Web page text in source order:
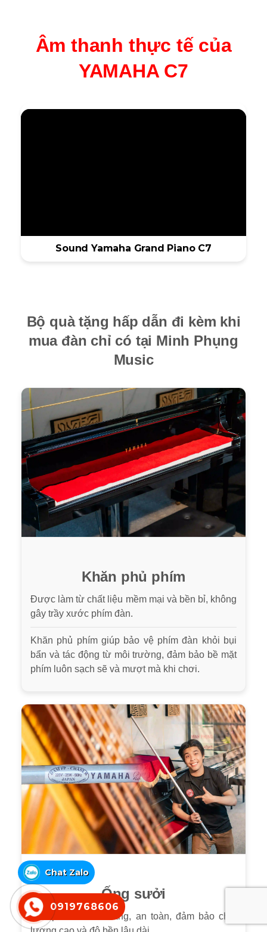
Âm thanh thực tế của
YAMAHA C7
Sound Yamaha Grand Piano C7
Bộ quà tặng hấp dẫn đi kèm khi
mua đàn chỉ có tại Minh Phụng
Music
Khăn phủ phím
Được làm từ chất liệu mềm mại và bền bỉ, không
gây trầy xước phím đàn.
Khăn phủ phím giúp bảo vệ phím đàn khỏi bụi
bẩn và tác động từ môi trường, đảm bảo bề mặt
phím luôn sạch sẽ và mượt mà khi chơi.
Ống sưởi
Sản phẩm chính hãng, an toàn, đảm bảo chất
0919768606
Chat Zalo